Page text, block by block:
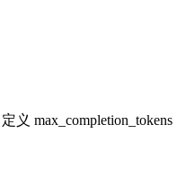
max_completion_tokens